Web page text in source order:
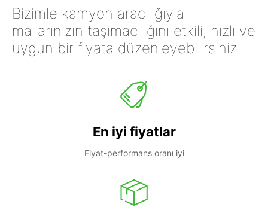
Bizimle kamyon aracılığıyla
mallarınızın taşımacılığını etkili, hızlı ve
uygun bir fiyata düzenleyebilirsiniz.
En iyi fiyatlar
Fiyat-performans oranı iyi